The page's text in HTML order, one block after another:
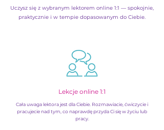
Uczysz się z wybranym lektorem online 1:1 — spokojnie,
praktycznie i w tempie dopasowanym do Ciebie.
Lekcje online 1:1
Cała uwaga lektora jest dla Ciebie. Rozmawiacie, ćwiczycie i
pracujecie nad tym, co naprawdę przyda Ci się w życiu lub
pracy.